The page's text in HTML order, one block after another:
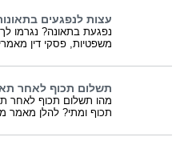
עצות לנפגעים
נפגעת בתאונה? נגרמו
משפטיות, פסקי דין
תשלום תכוף לאחר
מהו תשלום תכוף לאחר
תכוף ומתי? להלן מאמר